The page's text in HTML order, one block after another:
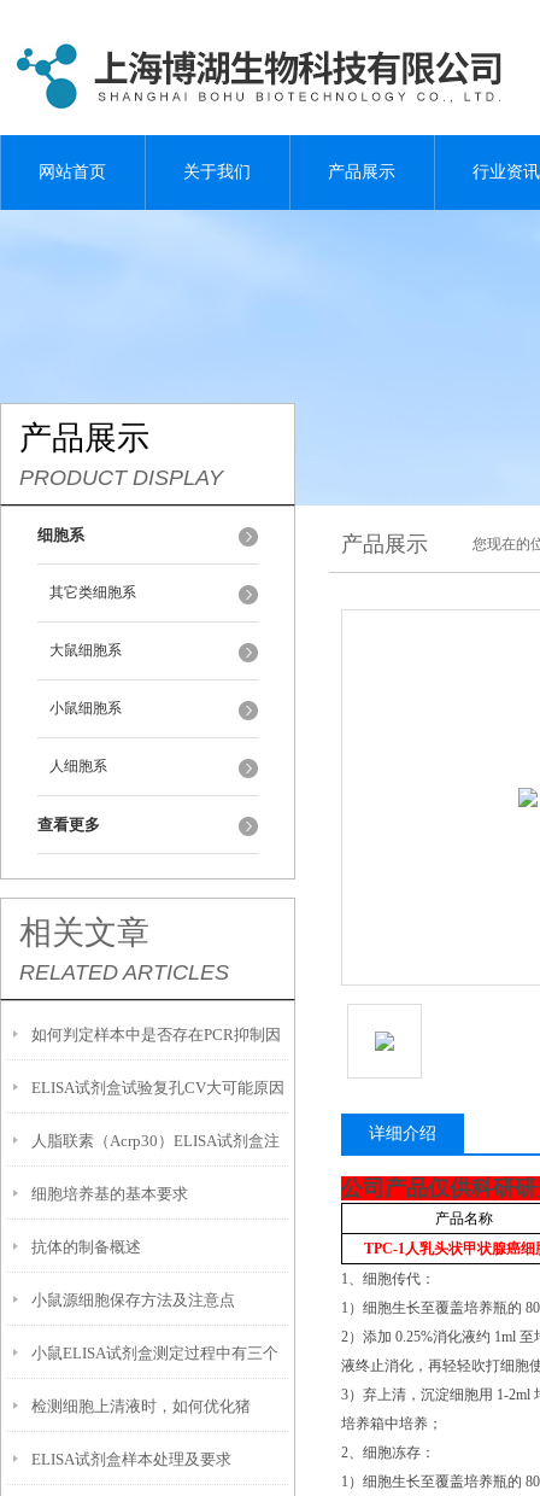
网站首页 关于我们 产品展示 行业资讯
产品展示
PRODUCT DISPLAY
细胞系
其它类细胞系
大鼠细胞系
小鼠细胞系
人细胞系
查看更多
相关文章
RELATED ARTICLES
如何判定样本中是否存在PCR抑制因
子？
ELISA试剂盒试验复孔CV大可能原因
及建议方案
人脂联素（Acrp30）ELISA试剂盒注
意事项
细胞培养基的基本要求
抗体的制备概述
小鼠源细胞保存方法及注意点
小鼠ELISA试剂盒测定过程中有三个
必要的试剂
检测细胞上清液时，如何优化猪
ELISA实验操作？
ELISA试剂盒样本处理及要求
产品展示 您现在的
详细介绍
公司产品仅供科研
产品名称
TPC-1人乳头状甲状腺癌细
1、细胞传代：
1）细胞生长至覆盖培养瓶的
2）添加 0.25%消化液约 1ml
液终止消化，再轻轻吹打细胞
3）弃上清，沉淀细胞用 1-2ml
培养箱中培养；
2、细胞冻存：
1）细胞生长至覆盖培养瓶的